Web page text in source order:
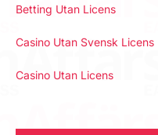
Betting Utan Licens
Casino Utan Svensk Licens
Casino Utan Licens